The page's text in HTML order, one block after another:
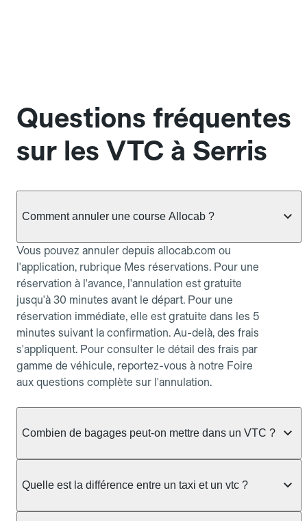
Questions fréquentes
sur les VTC à Serris
Comment annuler une course Allocab ?
Vous pouvez annuler depuis allocab.com ou
l'application, rubrique Mes réservations. Pour une
réservation à l'avance, l'annulation est gratuite
jusqu'à 30 minutes avant le départ. Pour une
réservation immédiate, elle est gratuite dans les 5
minutes suivant la confirmation. Au-delà, des frais
s'appliquent. Pour consulter le détail des frais par
gamme de véhicule, reportez-vous à notre Foire
aux questions complète sur l'annulation.
Combien de bagages peut-on mettre dans un VTC ?
réservée :
Berline, Green, Berline Affaires, VAO : jusqu'à 3
Quelle est la différence entre un taxi et un vtc ?